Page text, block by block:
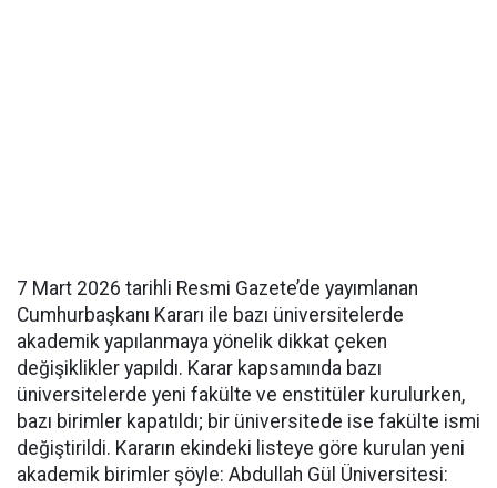
7 Mart 2026 tarihli Resmi Gazete’de yayımlanan
Cumhurbaşkanı Kararı ile bazı üniversitelerde
akademik yapılanmaya yönelik dikkat çeken
değişiklikler yapıldı. Karar kapsamında bazı
üniversitelerde yeni fakülte ve enstitüler kurulurken,
bazı birimler kapatıldı; bir üniversitede ise fakülte ismi
değiştirildi. Kararın ekindeki listeye göre kurulan yeni
akademik birimler şöyle: Abdullah Gül Üniversitesi: